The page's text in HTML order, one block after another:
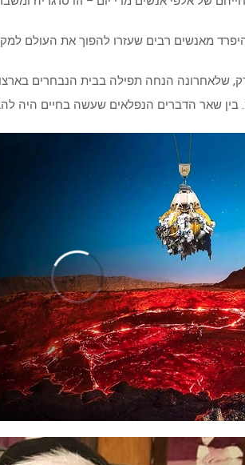
מאנשים רבים שעזרו להפוך את העולם
שלאחרונה הנחה תפילה בבית הנבחרים
הדברים הנפלאים שעשה בחיים היה להציל 59 משפחות במהלך
Our Trash Into Volcanoes?